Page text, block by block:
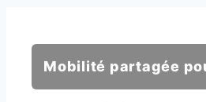
Mobilité partagée